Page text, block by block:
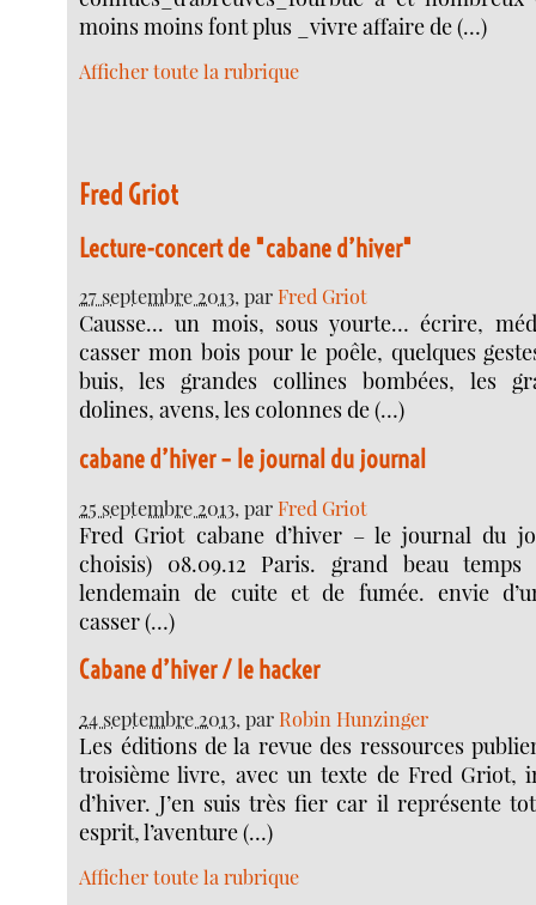
moins moins font plus _vivre affaire de (…)
Afficher toute la rubrique
Fred Griot
Lecture-concert de "cabane d’hiver"
27 septembre 2013, parFred Griot
Causse... un mois, sous yourte… écrire,
casser mon bois pour le poêle, quelques
buis, les grandes collines bombées, les
dolines, avens, les colonnes de (…)
cabane d’hiver – le journal du journal
25 septembre 2013, parFred Griot
Fred Griot cabane d’hiver – le journal du
choisis) 08.09.12 Paris. grand beau
lendemain de cuite et de fumée. envie
casser (…)
Cabane d’hiver / le hacker
24 septembre 2013, par Robin Hunzinger
Les éditions de la revue des ressources
troisième livre, avec un texte de Fred Griot,
d’hiver. J’en suis très fier car il représente
esprit, l’aventure (…)
Afficher toute la rubrique